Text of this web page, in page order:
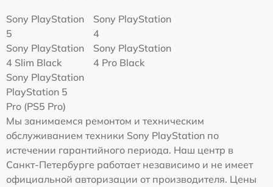
Sony PlayStation
5
Sony PlayStation
4
Sony PlayStation
4 Slim Black
Sony PlayStation
4 Pro Black
Sony PlayStation
PlayStation 5
Pro (PS5 Pro)
Мы занимаемся ремонтом и техническим
обслуживанием техники Sony PlayStation по
истечении гарантийного периода. Наш центр в
Санкт-Петербурге работает независимо и не имеет
официальной авторизации от производителя. Цены